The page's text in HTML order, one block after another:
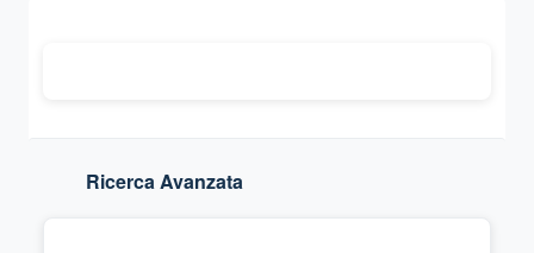
Ricerca Avanzata